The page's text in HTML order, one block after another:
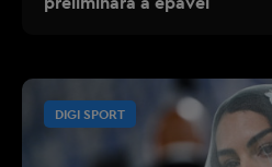
DIGI SPORT